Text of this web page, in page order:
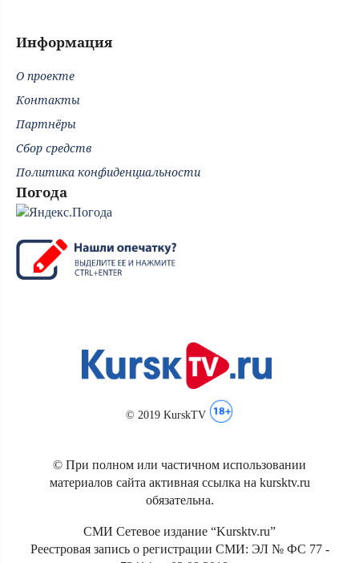
Информация
О проекте
Контакты
Партнёры
Сбор средств
Политика конфиденциальности
Погода
© 2019 KurskTV
© При полном или частичном использовании
материалов сайта активная ссылка на kursktv.ru
обязательна.
СМИ Сетевое издание “Kursktv.ru”
Реестровая запись о регистрации СМИ: ЭЛ № ФС 77 -